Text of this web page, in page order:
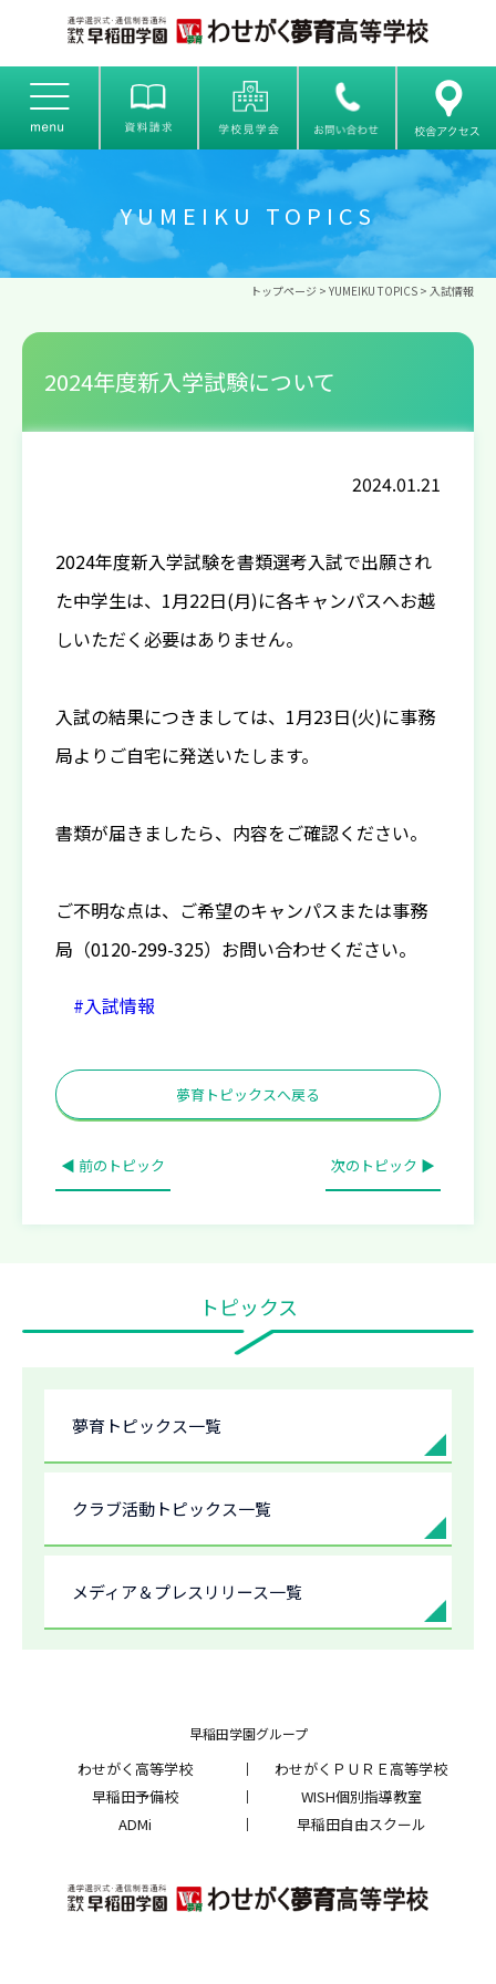
YUMEIKU TOPICS
トップページ > YUMEIKU TOPICS > 入試情報
2024年度新入学試験について
2024.01.21
2024年度新入学試験を書類選考入試で出願され
た中学生は、1月22日(月)に各キャンパスへお越
しいただく必要はありません。
入試の結果につきましては、1月23日(火)に事務
局よりご自宅に発送いたします。
書類が届きましたら、内容をご確認ください。
ご不明な点は、ご希望のキャンパスまたは事務
局（0120-299-325）お問い合わせください。
#入試情報
夢育トピックスへ戻る
◀ 前のトピック 次のトピック ▶
トピックス
夢育トピックス一覧
クラブ活動トピックス一覧
メディア＆プレスリリース一覧
早稲田学園グループ
わせがく高等学校
わせがくＰＵＲＥ高等学校
早稲田予備校
WISH個別指導教室
ADMi
早稲田自由スクール